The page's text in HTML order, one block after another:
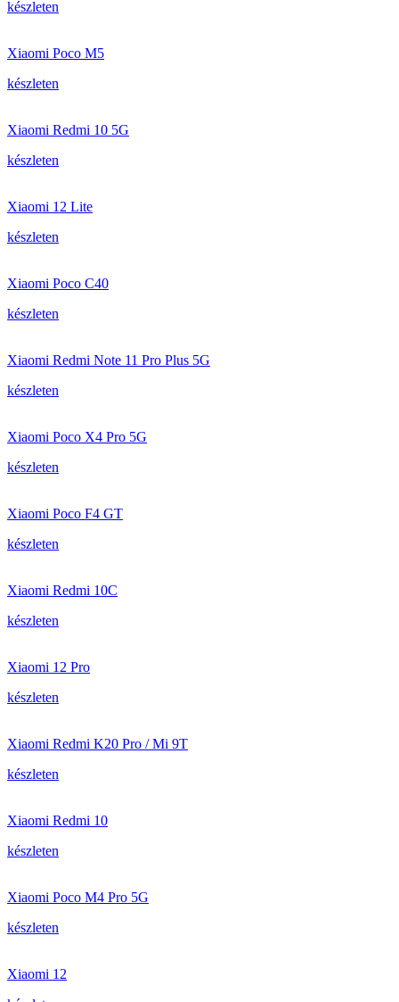
készleten
Xiaomi Poco M5
készleten
Xiaomi Redmi 10 5G
készleten
Xiaomi 12 Lite
készleten
Xiaomi Poco C40
készleten
Xiaomi Redmi Note 11 Pro Plus 5G
készleten
Xiaomi Poco X4 Pro 5G
készleten
Xiaomi Poco F4 GT
készleten
Xiaomi Redmi 10C
készleten
Xiaomi 12 Pro
készleten
Xiaomi Redmi K20 Pro / Mi 9T
készleten
Xiaomi Redmi 10
készleten
Xiaomi Poco M4 Pro 5G
készleten
Xiaomi 12